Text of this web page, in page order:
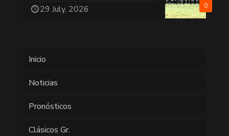
0
29 July, 2026
Inicio
Noticias
Pronósticos
Clásicos Gr.